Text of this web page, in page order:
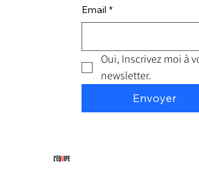
Email *
Oui, Inscrivez moi à
newsletter.
Envoyer
L'ÉQUIPE